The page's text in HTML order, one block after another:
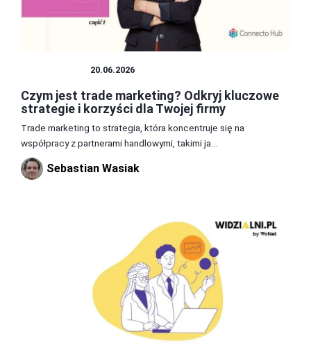
20.06.2026
Czym jest trade marketing? Odkryj kluczowe
strategie i korzyści dla Twojej firmy
Trade marketing to strategia, która koncentruje się na
współpracy z partnerami handlowymi, takimi ja...
Sebastian Wasiak